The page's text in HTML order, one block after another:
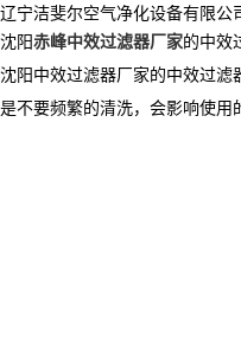
辽宁洁斐尔空气净化设备有限公
沈阳赤峰中效过滤器厂家的中效
沈阳中效过滤器厂家的中效过
是不要频繁的清洗，会影响使用